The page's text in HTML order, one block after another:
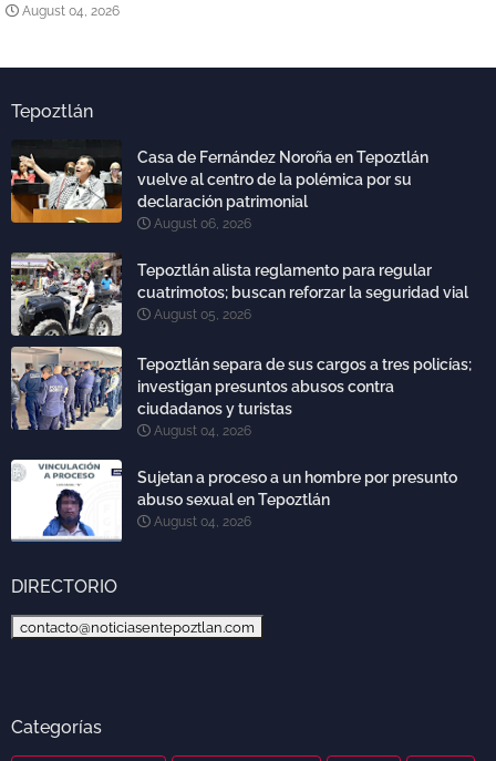
August 04, 2026
Tepoztlán
Casa de Fernández Noroña en Tepoztlán
vuelve al centro de la polémica por su
declaración patrimonial
August 06, 2026
Tepoztlán alista reglamento para regular
cuatrimotos; buscan reforzar la seguridad vial
August 05, 2026
Tepoztlán separa de sus cargos a tres policías;
investigan presuntos abusos contra
ciudadanos y turistas
August 04, 2026
Sujetan a proceso a un hombre por presunto
abuso sexual en Tepoztlán
August 04, 2026
DIRECTORIO
contacto@noticiasentepoztlan.com
Categorías